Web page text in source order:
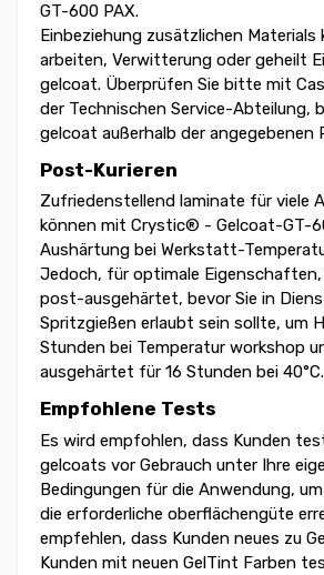
GT-600 PAX.
Einbeziehung zusätzlichen Materials
arbeiten, Verwitterung oder geheilt
gelcoat. Überprüfen Sie bitte mit
der Technischen Service-Abteilung,
gelcoat außerhalb der angegebenen
Post-Kurieren
Zufriedenstellend laminate für viele
können mit Crystic® - Gelcoat-GT-
Aushärtung bei Werkstatt-
Jedoch, für optimale
post-ausgehärtet, bevor Sie in
Spritzgießen erlaubt sein sollte, um
Stunden bei Temperatur workshop
ausgehärtet für 16 Stunden bei 40°C.
Empfohlene Tests
Es wird empfohlen, dass Kunden
gelcoats vor Gebrauch unter Ihre
Bedingungen für die Anwendung,
die erforderliche oberflächengüte
empfehlen, dass Kunden neues zu
Kunden mit neuen GelTint Farben